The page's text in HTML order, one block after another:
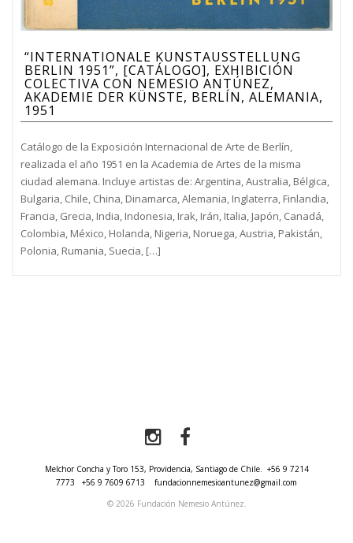
“INTERNATIONALE KUNSTAUSSTELLUNG
BERLIN 1951”, [CATÁLOGO], EXHIBICIÓN
COLECTIVA CON NEMESIO ANTÚNEZ,
AKADEMIE DER KÜNSTE, BERLÍN, ALEMANIA,
1951
Catálogo de la Exposición Internacional de Arte de Berlín,
realizada el año 1951 en la Academia de Artes de la misma
ciudad alemana. Incluye artistas de: Argentina, Australia, Bélgica,
Bulgaria, Chile, China, Dinamarca, Alemania, Inglaterra, Finlandia,
Francia, Grecia, India, Indonesia, Irak, Irán, Italia, Japón, Canadá,
Colombia, México, Holanda, Nigeria, Noruega, Austria, Pakistán,
Polonia, Rumania, Suecia, […]
Melchor Concha y Toro 153, Providencia, Santiago de Chile. +56 9 7214
7773
+56 9 7609 6713
fundacionnemesioantunez@gmail.com
© 2026 Fundación Nemesio Antúnez.